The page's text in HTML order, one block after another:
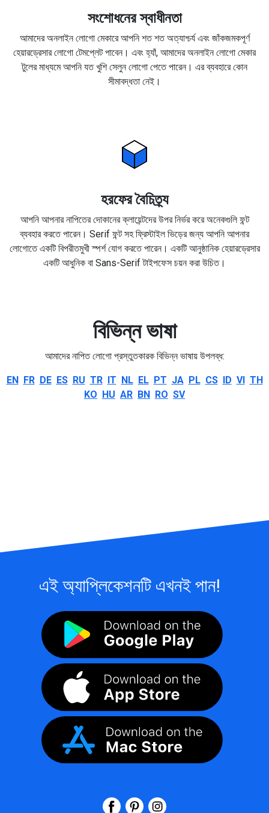
সংশোধনের স্বাধীনতা
আমাদের অনলাইন লোগো মেকারে আপনি শত শত অত্যাশ্চর্য এবং জাঁকজমকপূর্ণ
হেয়ারড্রেসার লোগো টেমপ্লেট পাবেন। এবং হ্যাঁ, আমাদের অনলাইন লোগো মেকার
টুলের মাধ্যমে আপনি যত খুশি সেলুন লোগো পেতে পারেন। এর ব্যবহারে কোন
সীমাবদ্ধতা নেই।
হরফের বৈচিত্র্য
আপনি আপনার নাপিতের দোকানের ক্লায়েন্টদের উপর নির্ভর করে অনেকগুলি ফন্ট
ব্যবহার করতে পারেন। Serif ফন্ট সহ ফ্রিস্টাইল ভিড়ের জন্য আপনি আপনার
লোগোতে একটি বিপরীতমুখী স্পর্শ যোগ করতে পারেন। একটি আনুষ্ঠানিক হেয়ারড্রেসার
একটি আধুনিক বা Sans-Serif টাইপফেস চয়ন করা উচিত।
বিভিন্ন ভাষা
আমাদের নাপিত লোগো প্রস্তুতকারক বিভিন্ন ভাষায় উপলব্ধ:
EN FR DE ES RU TR IT NL EL PT JA PL CS ID VI TH
KO HU AR BN RO SV
এই অ্যাপ্লিকেশনটি এখনই পান!